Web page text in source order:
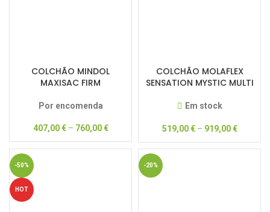
COLCHÃO MINDOL
MAXISAC FIRM
Por encomenda
407,00€– 760,00€
COLCHÃO MOLAFLEX
SENSATION MYSTIC MULTI
Em stock
519,00€– 919,00€
-50%
HOT
-20%